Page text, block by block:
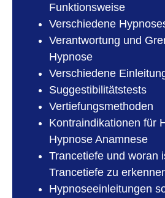
Funktionsweise
Verschiedene
Verantwortung und
Hypnose
Verschiedene
Suggestibilitätstests
Vertiefungsmethoden
Kontraindikationen für
Hypnose Anamnese
Trancetiefe und woran
Trancetiefe zu
Hypnoseeinleitungen